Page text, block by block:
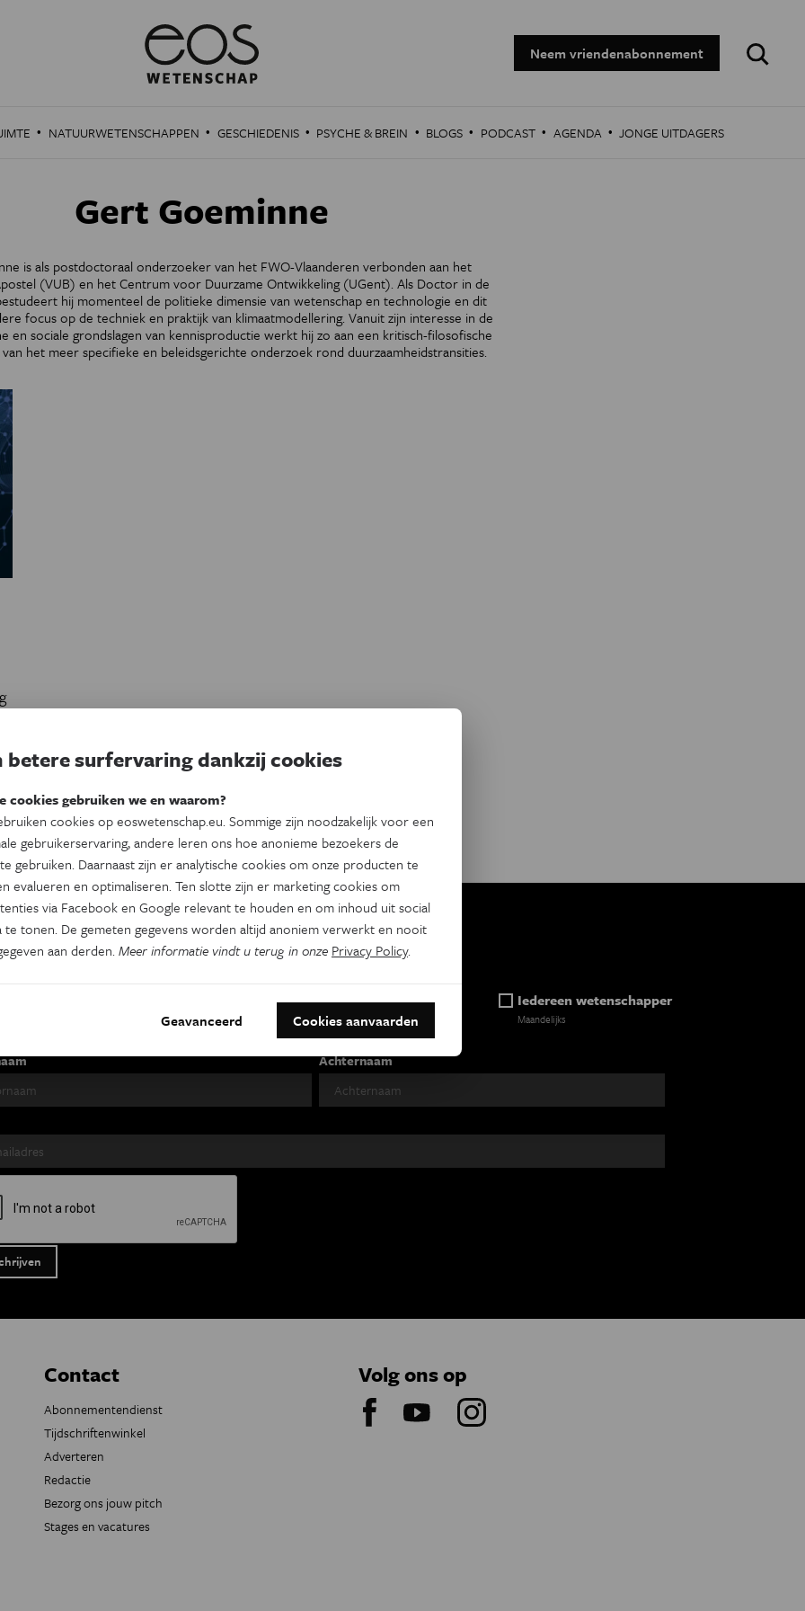
Neem vriendenabonnement
Zoeken:
· NATUURWETENSCHAPPEN · GESCHIEDENIS · PSYCHE & BREIN · BLOGS · PODCAST · AGENDA · JONGE UITDAGERS
Gert Goeminne
is als postdoctoraal onderzoeker van het FWO-Vlaanderen verbonden aan het
(VUB) en het Centrum voor Duurzame Ontwikkeling (UGent). Als Doctor in de
hij momenteel de politieke dimensie van wetenschap en technologie en dit
focus op de techniek en praktijk van klimaatmodellering. Vanuit zijn interesse in de
en sociale grondslagen van kennisproductie werkt hij zo aan een kritisch-filosofische
het meer specifieke en beleidsgerichte onderzoek rond duurzaamheidstransities.
je nieuwsbrief
Wekelijks
Psyche & brein
Tweewekelijks
Iedereen wetenschapper
Maandelijks
Achternaam
Contact
Abonnementendienst
Tijdschriftenwinkel
Adverteren
Redactie
Bezorg ons jouw pitch
Stages en vacatures
Volg ons op
betere surfervaring dankzij cookies
cookies gebruiken we en waarom?
cookies op eoswetenschap.eu. Sommige zijn noodzakelijk voor een
gebruikerservaring, andere leren ons hoe anonieme bezoekers de
gebruiken. Daarnaast zijn er analytische cookies om onze producten te
evalueren en optimaliseren. Ten slotte zijn er marketing cookies om
via Facebook en Google relevant te houden en om inhoud uit social
te tonen. De gemeten gegevens worden altijd anoniem verwerkt en nooit
aan derden.Meer informatie vindt u terug in onze Privacy Policy.
Geavanceerd Cookies aanvaarden